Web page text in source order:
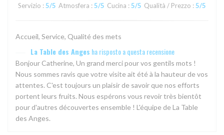
Servizio : 5/5 Atmosfera : 5/5 Cucina : 5/5 Qualità / Prezzo : 5/5
Accueil, Service, Qualité des mets
La Table des Anges ha risposto a questa recensione
Bonjour Catherine, Un grand merci pour vos gentils mots !
Nous sommes ravis que votre visite ait été à la hauteur de vos
attentes. C'est toujours un plaisir de savoir que nos efforts
portent leurs fruits. Nous espérons vous revoir très bientôt
pour d'autres découvertes ensemble ! L'équipe de La Table
des Anges.